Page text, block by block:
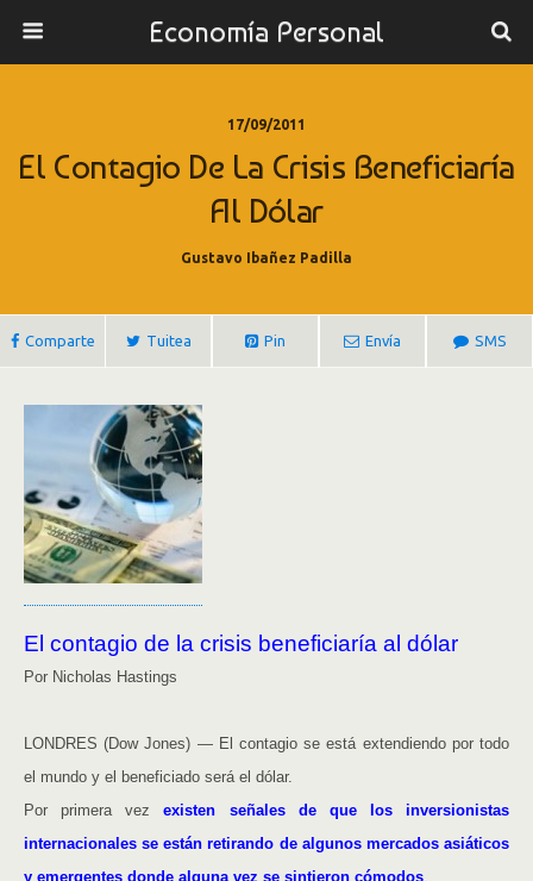
Economía Personal
17/09/2011
El Contagio De La Crisis Beneficiaría
Al Dólar
Gustavo Ibañez Padilla
Comparte Tuitea Pin Envía SMS
El contagio de la crisis beneficiaría al dólar
Por Nicholas Hastings
LONDRES (Dow Jones) — El contagio se está extendiendo por todo
el mundo y el beneficiado será el dólar.
Por primera vezexisten señales de que los inversionistas
internacionales se están retirando de algunos mercados asiáticos
y emergentes donde alguna vez se sintieron cómodos.